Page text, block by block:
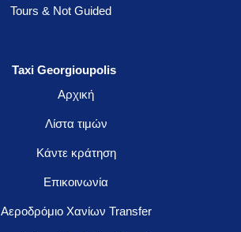
Tours & Not Guided
Taxi Georgioupolis
Αρχική
Λίστα τιμών
Κάντε κράτηση
Επικοινωνία
Αεροδρόμιο Χανίων Transfer